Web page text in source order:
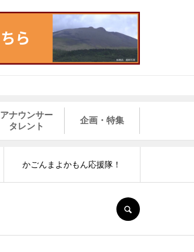
アナウンサー
タレント
企画・特集
かごんまよかもん応援隊！